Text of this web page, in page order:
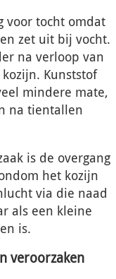
voor tocht omdat
zet uit bij vocht.
na verloop van
Kunststof
mindere mate,
na tientallen
is de overgang
het kozijn
via die naad
als een kleine
is.
veroorzaken